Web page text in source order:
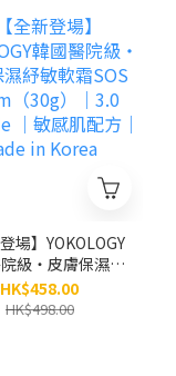
登場】YOKOLOGY
級‧皮膚保濕紓
敏軟霜SOS
（30g）｜3.0
HK$458.00
HK$498.00